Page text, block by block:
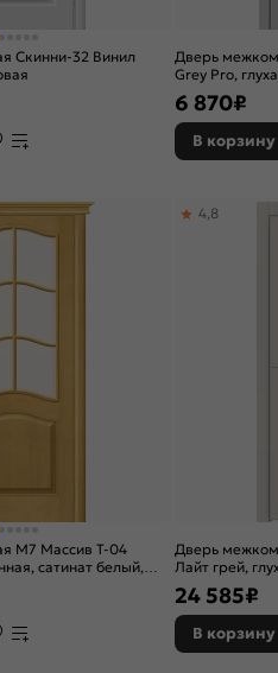
Скинни-32 Винил
Дверь
Grey Pro,
6 870₽
В корзину
М7 Массив Т-04
сатинат белый,
Дверь
Лайт грей,
матовый
4,8
24 585₽
В корзину